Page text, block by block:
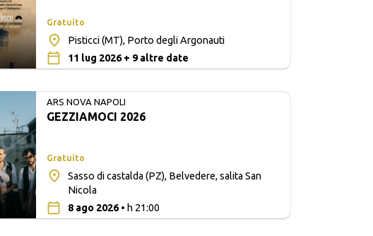
Gratuito
Pisticci (MT), Porto degli Argonauti
11 lug 2026 + 9 altre date
ARS NOVA NAPOLI
GEZZIAMOCI 2026
Gratuito
Sasso di castalda (PZ), Belvedere, salita San
Nicola
8 ago 2026• h 21:00